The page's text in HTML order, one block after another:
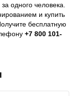
за одного человека.
и купить
бесплатную
+7 800 101-